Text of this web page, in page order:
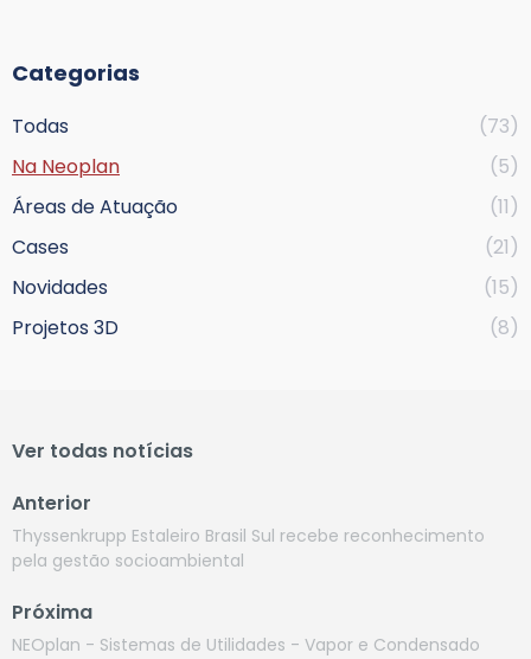
Categorias
Todas
(73)
Na Neoplan
(5)
Áreas de Atuação
(11)
Cases
(21)
Novidades
(15)
Projetos 3D
(8)
Ver todas notícias
Anterior
Thyssenkrupp Estaleiro Brasil Sul recebe reconhecimento
pela gestão socioambiental
Próxima
NEOplan - Sistemas de Utilidades - Vapor e Condensado